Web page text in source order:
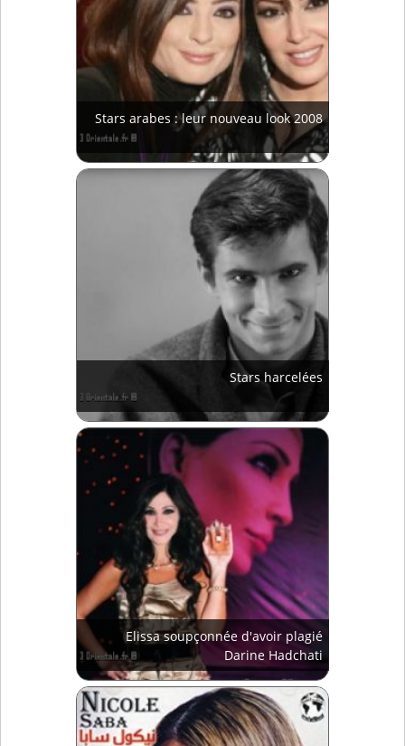
Stars arabes : leur nouveau look 2008
Stars harcelées
Elissa soupçonnée d'avoir plagié
Darine Hadchati